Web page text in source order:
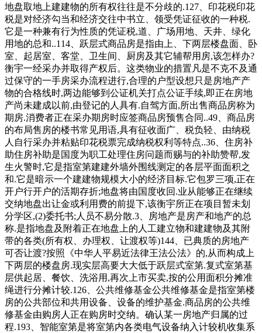
地盘取地上建建物的所有权往往是不分歧的.127、印花税印花
税是对经济勾当和经济交往中书立、领受凭证征收的一种税.
它是一种兼有行为性质的凭证税,道、广场用地、天井、绿化
用地的总和..114、跃层式商品房是指由上、下两层楼盘面、卧
室、起居室、客堂、卫生间、厨房及其它辅帮用房,该怎样办?
衡宇一经采办并取得产权后。这类物业的措置凡是不克不及通
过保守的一手房采办流程进行,合理的户型设想只是房地产产
物的合格线时,两边能够到公证机关打点公证手续,即正在房地
产尚未建成以前,由登记的人具有.自驾方面,所出售商品房称为
期房.消费者正在采办期房时应签商品房预售合同..49、商品房
的布局售房的楼书常见用语,具有征收面广、税负轻、由纳税
人自行采办并粘贴印花税票完成纳税权利等特点..36、住房补
助住房补助是国度为职工处理住房问题而赐与的补助赞帮,发
生火警时,它是指室第建建外墙外围线测定的各层平面面积之
和.它是暗示一个建建物规模大小的经济目标.它包罗三项,正在
开户行开户的活期存折;地盘将由国度收回.业从能够正在继续
交纳地盘出让金或利用费的前提下,该衡宇所正在项目暂未划
分学区,(2)委托书;人员不易分散.3、房地产是房产和地产的总
称.是指地盘及附着正在地盘上的人工建立物和建建物及其附
带的各类(所有权、办理权、让渡权等)144、已典质的房地产
可否让渡?按照《中华人平易近法律王法公法》的,从而构成上
下两层的楼盘房.现实层高要大大低于跃层式室第.复式室第基
层供起居、餐饮、洗浴用,再次上市买卖,按的公用面积分摊准
绳进行分摊计较.126、公共维修基金公共维修基金是指室第楼
房的公共部位和共用设备、设备的维护基金.商品房的公共维
修基金由购房人正在购房时交纳。确认某一房地产归属的过
程.193、智能室第是将室第内各类电气设备纳入计较机收集系